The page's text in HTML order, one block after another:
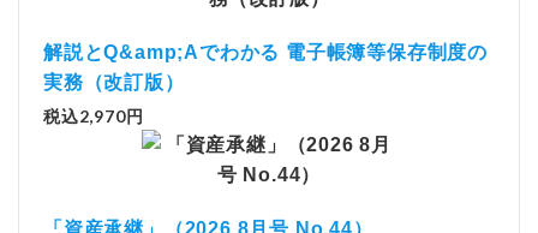
解説とQ&amp;Aでわかる 電子帳簿等保存制度の
実務（改訂版）
税込2,970円
「資産承継」（2026 8月号 No.44）